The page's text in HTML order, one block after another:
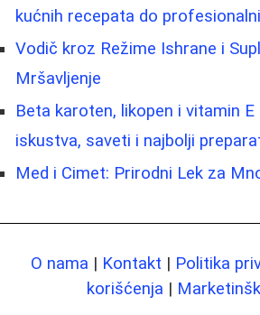
kućnih recepata do
Vodič kroz Režime Ishrane i
Mršavljenje
Beta karoten, likopen i vitamin E
iskustva, saveti i najbolji
Med i Cimet: Prirodni Lek za
O nama | Kontakt | Politika
korišćenja |